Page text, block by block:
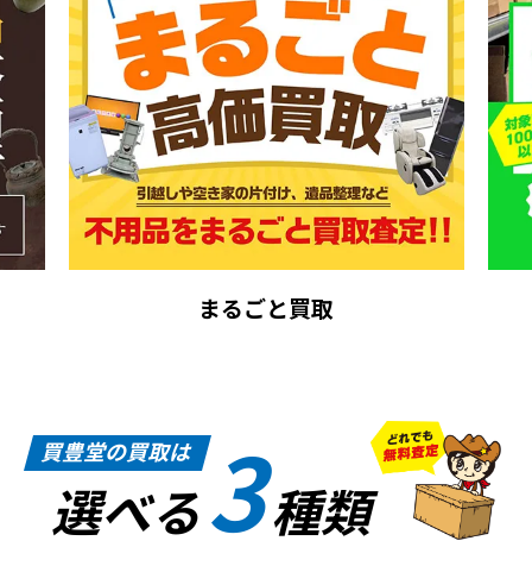
まるごと買取
買豊堂の買取は
選べる3種類